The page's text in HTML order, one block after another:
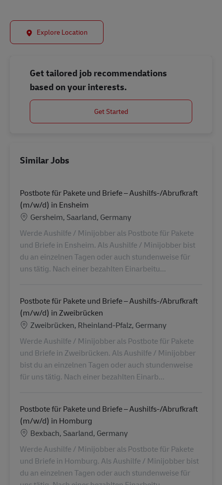
Explore Location
Get tailored job recommendations
based on your interests.
Get Started
Similar Jobs
Postbote für Pakete und Briefe – Aushilfs-/Abrufkraft
(m/w/d) in Ensheim
Location
Gersheim, Saarland, Germany
Werde Aushilfe / Minijobber als Postbote für Pakete
und Briefe in Ensheim. Als Aushilfe / Minijobber bist
du an einzelnen Tagen oder auch stundenweise für
uns tätig. Nach einer bezahlten Einarbeitu...
Postbote für Pakete und Briefe – Aushilfs-/Abrufkraft
(m/w/d) in Zweibrücken
Location
Zweibrücken, Rheinland-Pfalz, Germany
Werde Aushilfe / Minijobber als Postbote für Pakete
und Briefe in Zweibrücken. Als Aushilfe / Minijobber
bist du an einzelnen Tagen oder auch stundenweise
für uns tätig. Nach einer bezahlten Einarb...
Postbote für Pakete und Briefe – Aushilfs-/Abrufkraft
(m/w/d) in Homburg
Location
Bexbach, Saarland, Germany
Werde Aushilfe / Minijobber als Postbote für Pakete
und Briefe in Homburg. Als Aushilfe / Minijobber bist
du an einzelnen Tagen oder auch stundenweise für